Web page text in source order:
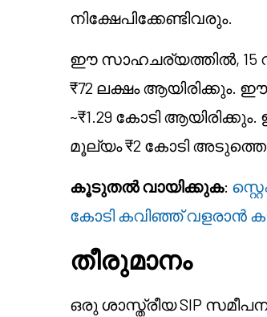
നിക്ഷേപിക്കേണ്ടിവരും.
ഈ സാഹചര്യത്തിൽ, 15
₹72 ലക്ഷം ആയിരിക്കും. ഈ
~₹1.29 കോടി
മൂല്യം ₹2 കോടി
കൂടുതൽ വായിക്കുക:
കോടി കവിഞ്ഞ് വളരാൻ
തീരുമാനം
ഒരു ശാസ്ത്രീയ SIP